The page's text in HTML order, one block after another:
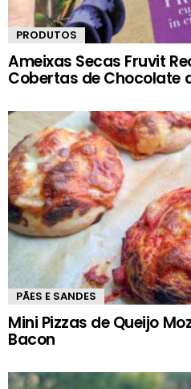
PRODUTOS
Ameixas Secas Fruvit
Cobertas de Chocolate
PÃES E SANDES
Mini Pizzas de Queijo
Bacon